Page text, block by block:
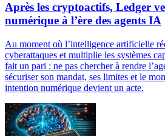
Après les cryptoactifs, Ledger
numérique à l’ère des agents IA
Au moment où l’intelligence artificielle
cyberattaques et multiplie les systèmes
fait un pari : ne pas chercher à rendre
sécuriser son mandat, ses limites et le
intention numérique devient un acte.